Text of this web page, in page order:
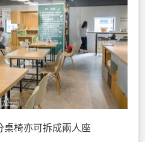
桌椅亦可拆成兩人座